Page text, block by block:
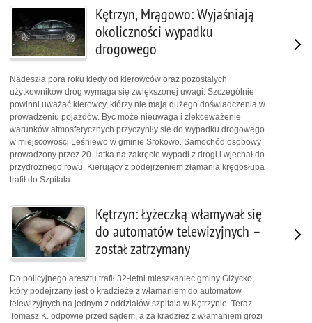
Kętrzyn, Mrągowo: Wyjaśniają
okoliczności wypadku
drogowego
Nadeszła pora roku kiedy od kierowców oraz pozostałych
użytkowników dróg wymaga się zwiększonej uwagi. Szczególnie
powinni uważać kierowcy, którzy nie mają dużego doświadczenia w
prowadzeniu pojazdów. Być może nieuwaga i zlekceważenie
warunków atmosferycznych przyczyniły się do wypadku drogowego
w miejscowości Leśniewo w gminie Srokowo. Samochód osobowy
prowadzony przez 20–latka na zakręcie wypadł z drogi i wjechał do
przydrożnego rowu. Kierujący z podejrzeniem złamania kręgosłupa
trafił do Szpitala.
Kętrzyn: Łyżeczką włamywał się
do automatów telewizyjnych –
został zatrzymany
Do policyjnego aresztu trafił 32-letni mieszkaniec gminy Giżycko,
który podejrzany jest o kradzieże z włamaniem do automatów
telewizyjnych na jednym z oddziałów szpitala w Kętrzynie. Teraz
Tomasz K. odpowie przed sądem, a za kradzież z włamaniem grozi